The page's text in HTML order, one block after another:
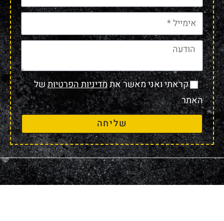
קראתי ואני מאשר אתמדיניות הפרטיותשל
האתר
שליחה